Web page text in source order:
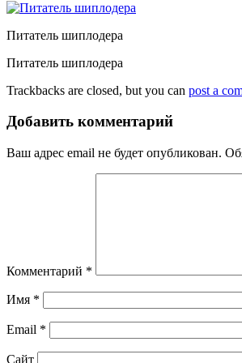
Питатель шиплодера
Питатель шиплодера
Trackbacks are closed, but you can post a
Добавить комментарий
Ваш адрес email не будет опубликован.
Комментарий *
Имя *
Email *
Сайт